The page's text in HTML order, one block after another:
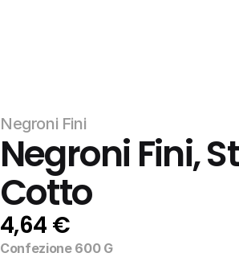
Negroni Fini
Negroni Fini,
Cotto
4,64 €
Confezione 600 G